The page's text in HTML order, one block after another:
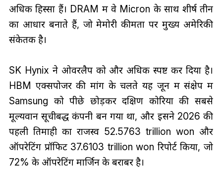
अधिक हिस्सा हैं। DRAM में वे Micron के साथ शीर्ष तीन
का आधार बनाते हैं, जो मेमोरी कीमतों पर मुख्य अमेरिकी
संकेतक है।
SK Hynix ने ओवरलैप को और अधिक स्पष्ट कर दिया है।
HBM एक्सपोजर की मांग के चलते यह जून में संक्षेप में
Samsung को पीछे छोड़कर दक्षिण कोरिया की सबसे
मूल्यवान सूचीबद्ध कंपनी बन गया था, और इसने 2026 की
पहली तिमाही का राजस्व 52.5763 trillion won और
ऑपरेटिंग प्रॉफिट 37.6103 trillion won रिपोर्ट किया, जो
72% के ऑपरेटिंग मार्जिन के बराबर है।